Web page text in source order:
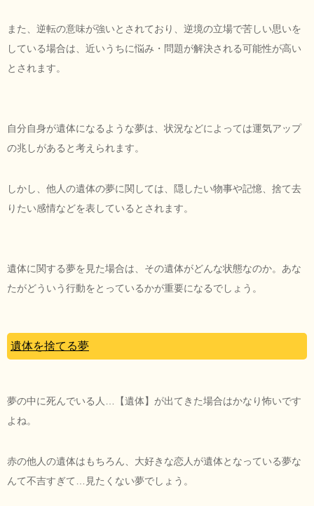
また、逆転の意味が強いとされており、逆境の立場で苦しい思いを
している場合は、近いうちに悩み・問題が解決される可能性が高い
とされます。
自分自身が遺体になるような夢は、状況などによっては運気アップ
の兆しがあると考えられます。
しかし、他人の遺体の夢に関しては、隠したい物事や記憶、捨て去
りたい感情などを表しているとされます。
遺体に関する夢を見た場合は、その遺体がどんな状態なのか。あな
たがどういう行動をとっているかが重要になるでしょう。
遺体を捨てる夢
夢の中に死んでいる人…【遺体】が出てきた場合はかなり怖いです
よね。
赤の他人の遺体はもちろん、大好きな恋人が遺体となっている夢な
んて不吉すぎて…見たくない夢でしょう。